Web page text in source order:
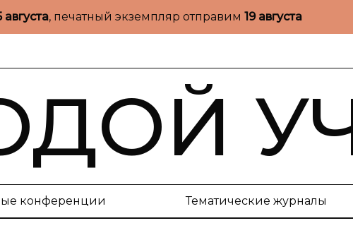
августа, печатный экземпляр отправим 19 августа
конференции Тематические журналы